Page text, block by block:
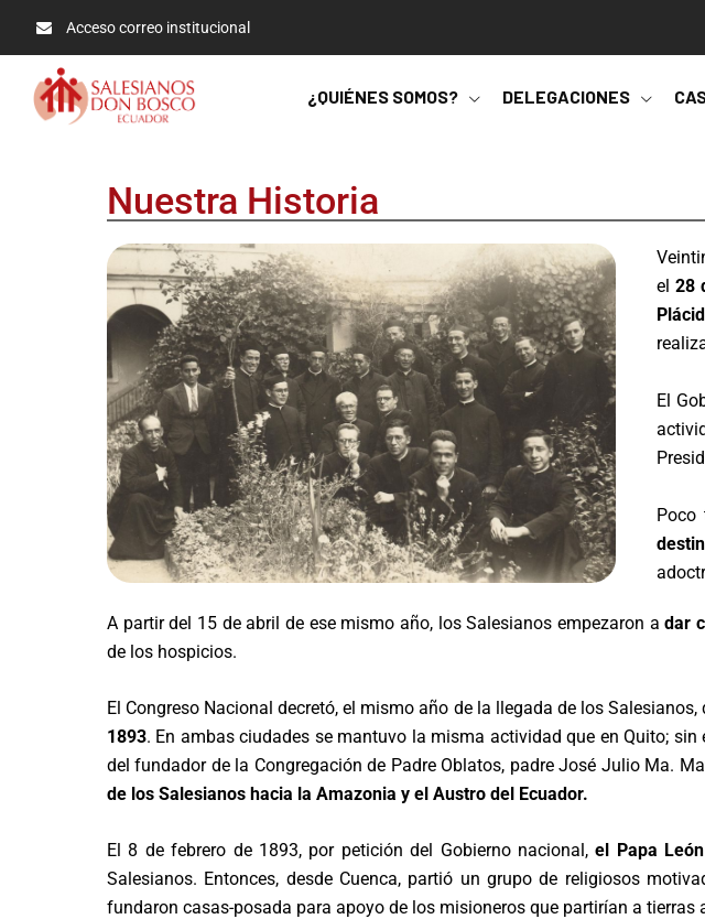
Acceso correo institucional
¿QUIÉNES SOMOS? DELEGACIONES
Nuestra Historia
el28
El
Poco
A partir del 15 de abril de ese mismo año, los Salesianos empezaron adar
de los hospicios.
El Congreso Nacional decretó, el mismo año de la llegada de los
1893. En ambas ciudades se mantuvo la misma actividad que en Quito;
del fundador de la Congregación de Padre Oblatos, padre José Julio Ma.
de los Salesianos hacia la Amazonia y el Austro del Ecuador.
El 8 de febrero de 1893, por petición del Gobierno nacional,el Papa
Salesianos. Entonces, desde Cuenca, partió un grupo de religiosos
fundaron casas-posada para apoyo de los misioneros que partirían a tierras